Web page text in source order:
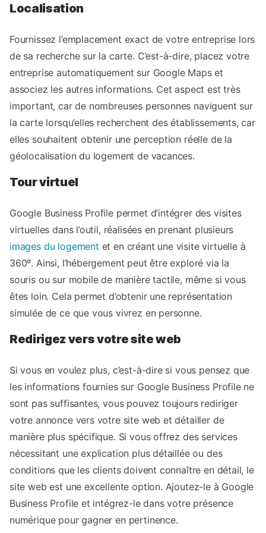
Localisation
Fournissez l’emplacement exact de votre entreprise lors
de sa recherche sur la carte. C’est-à-dire, placez votre
entreprise automatiquement sur Google Maps et
associez les autres informations. Cet aspect est très
important, car de nombreuses personnes naviguent sur
la carte lorsqu’elles recherchent des établissements, car
elles souhaitent obtenir une perception réelle de la
géolocalisation du logement de vacances.
Tour virtuel
Google Business Profile permet d’intégrer des visites
virtuelles dans l’outil, réalisées en prenant plusieurs
images du logement et en créant une visite virtuelle à
360º. Ainsi, l’hébergement peut être exploré via la
souris ou sur mobile de manière tactile, même si vous
êtes loin. Cela permet d’obtenir une représentation
simulée de ce que vous vivrez en personne.
Redirigez vers votre site web
Si vous en voulez plus, c’est-à-dire si vous pensez que
les informations fournies sur Google Business Profile ne
sont pas suffisantes, vous pouvez toujours rediriger
votre annonce vers votre site web et détailler de
manière plus spécifique. Si vous offrez des services
nécessitant une explication plus détaillée ou des
conditions que les clients doivent connaître en détail, le
site web est une excellente option. Ajoutez-le à Google
Business Profile et intégrez-le dans votre présence
numérique pour gagner en pertinence.